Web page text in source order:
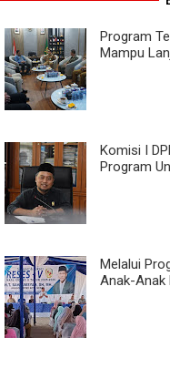
Program
Mampu
Komisi I
Program
Melalui
Anak-Anak